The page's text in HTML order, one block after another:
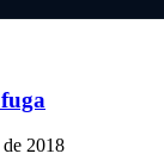
de 2018